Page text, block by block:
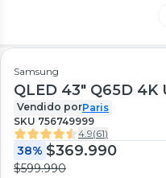
Samsung
QLED 43" Q65D
Vendido porParis
SKU 756749999
4.9(61)
38% $369.990
$599.990